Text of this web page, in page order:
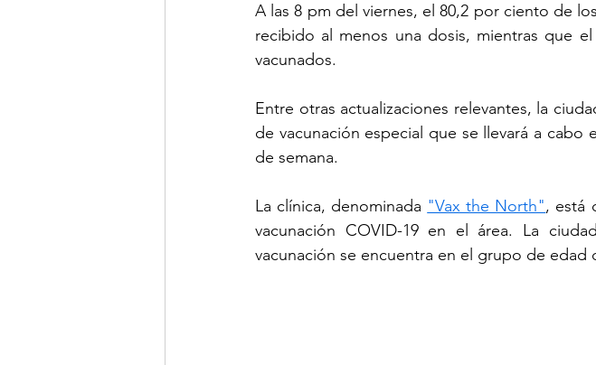
A las 8 pm del viernes, el 80,2 por ciento de
recibido al menos una dosis, mientras que
vacunados.
Entre otras actualizaciones relevantes, la
de vacunación especial que se llevará a cabo
de semana.
La clínica, denominada "Vax the North", está
vacunación COVID-19 en el área. La
vacunación se encuentra en el grupo de edad